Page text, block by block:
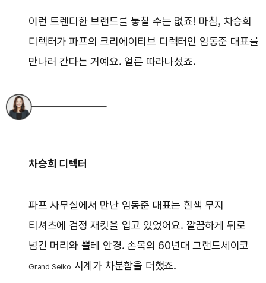
이런 트렌디한 브랜드를 놓칠 수는 없죠! 마침, 차승희
디렉터가 파프의 크리에이티브 디렉터인 임동준 대표를
만나러 간다는 거예요. 얼른 따라나섰죠.
차승희 디렉터
파프 사무실에서 만난 임동준 대표는 흰색 무지
티셔츠에 검정 재킷을 입고 있었어요. 깔끔하게 뒤로
넘긴 머리와 뿔테 안경. 손목의 60년대 그랜드세이코
Grand Seiko 시계가 차분함을 더했죠.